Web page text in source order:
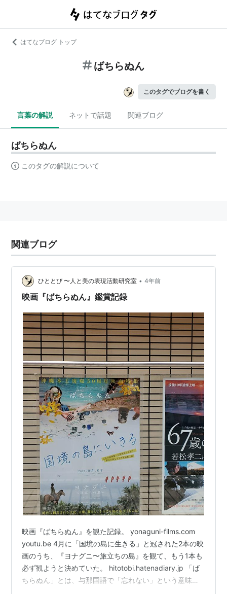
はてなブログ トップ
ばちらぬん
このタグでブログを書く
言葉の解説 ネットで話題 関連ブログ
ばちらぬん
このタグの解説について
関連ブログ
ひととび 〜人と美の表現活動研究室 • 4年前
映画『ばちらぬん』鑑賞記録
映画『ばちらぬん』を観た記録。 yonaguni-films.com
youtu.be 4月に「国境の島に生きる」と冠された2本の映
画のうち、『ヨナグニ〜旅立ちの島』を観て、もう1本も
必ず観ようと決めていた。 hitotobi.hatenadiary.jp 「ば
ちらぬん」とは、与那国語で「忘れない」という意味。